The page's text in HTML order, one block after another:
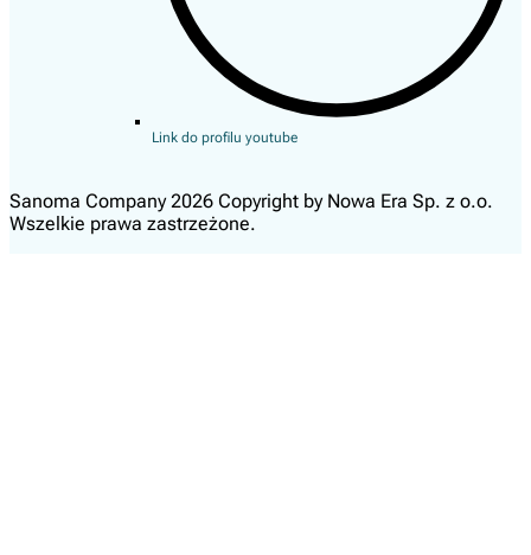
Link do profilu youtube
Sanoma Company 2026 Copyright by Nowa Era Sp. z o.o.
Wszelkie prawa zastrzeżone.